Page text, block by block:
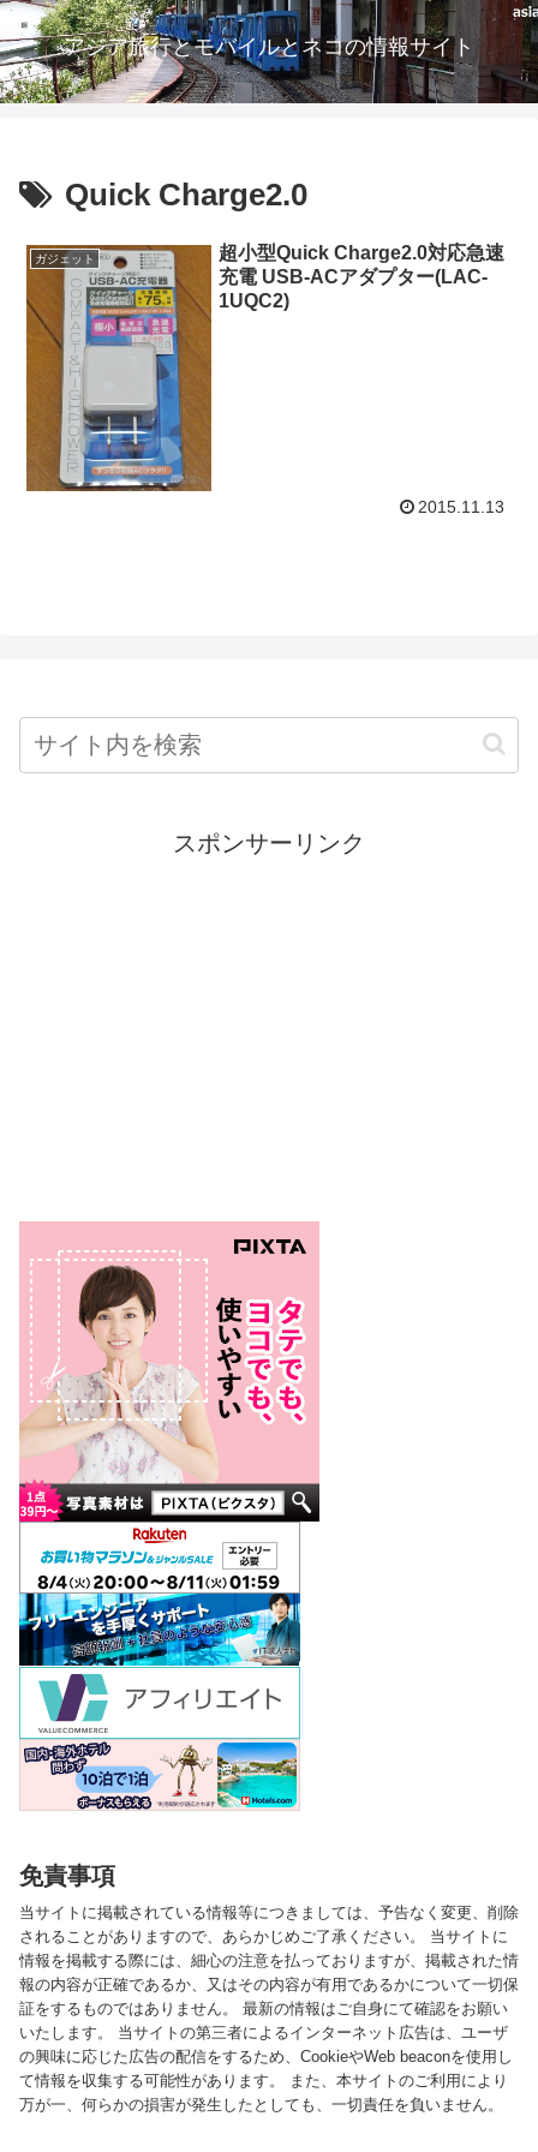
アジア旅行とモバイルとネコの情報サイト
Quick Charge2.0
ガジェット
超小型Quick Charge2.0対応急速
充電 USB-ACアダプター(LAC-
1UQC2)
2015.11.13
スポンサーリンク
免責事項
当サイトに掲載されている情報等につきましては、予告なく変更、削除
されることがありますので、あらかじめご了承ください。 当サイトに
情報を掲載する際には、細心の注意を払っておりますが、掲載された情
報の内容が正確であるか、又はその内容が有用であるかについて一切保
証をするものではありません。 最新の情報はご自身にて確認をお願い
いたします。 当サイトの第三者によるインターネット広告は、ユーザ
の興味に応じた広告の配信をするため、CookieやWeb beaconを使用し
て情報を収集する可能性があります。 また、本サイトのご利用により
万が一、何らかの損害が発生したとしても、一切責任を負いません。